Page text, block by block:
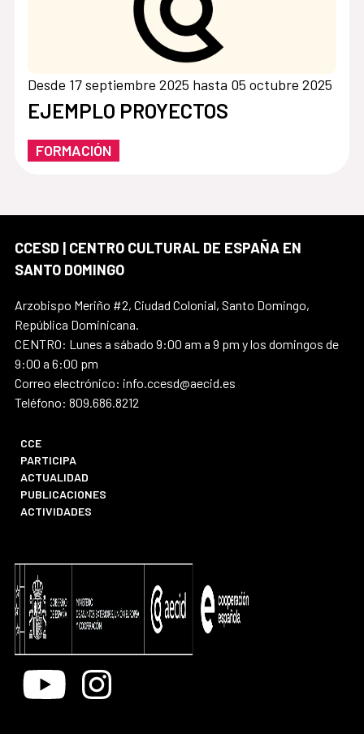
Desde 17 septiembre 2025 hasta 05 octubre 2025
EJEMPLO PROYECTOS
FORMACIÓN
CCESD | CENTRO CULTURAL DE ESPAÑA EN
SANTO DOMINGO
Arzobispo Meriño #2, Ciudad Colonial, Santo Domingo,
República Dominicana.
CENTRO: Lunes a sábado 9:00 am a 9 pm y los domingos de
9:00 a 6:00 pm
Correo electrónico: info.ccesd@aecid.es
Teléfono: 809.686.8212
CCE
PARTICIPA
ACTUALIDAD
PUBLICACIONES
ACTIVIDADES
Youtube Instagram